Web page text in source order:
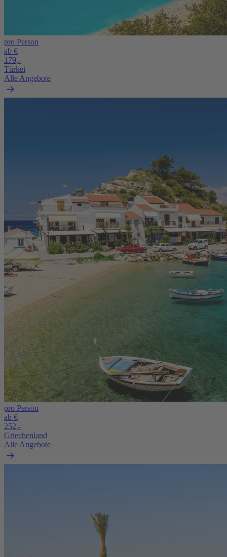
pro Person
ab €
179,-
Türkei
Alle Angebote
pro Person
ab €
252,-
Griechenland
Alle Angebote